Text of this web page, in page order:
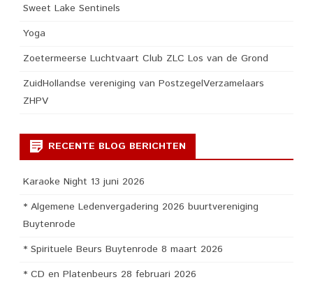
Sweet Lake Sentinels
Yoga
Zoetermeerse Luchtvaart Club ZLC Los van de Grond
ZuidHollandse vereniging van PostzegelVerzamelaars
ZHPV
RECENTE BLOG BERICHTEN
Karaoke Night 13 juni 2026
* Algemene Ledenvergadering 2026 buurtvereniging
Buytenrode
* Spirituele Beurs Buytenrode 8 maart 2026
* CD en Platenbeurs 28 februari 2026